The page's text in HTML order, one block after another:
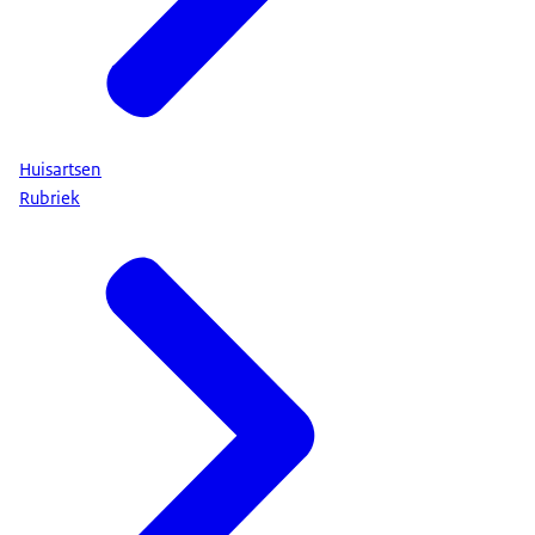
beroepen in de individuele gezondheidszorg (Wet BIG)
en de Wet op de geneeskundige
behandelingsovereenkomst (Wgbo; boek 7, titel 7,
met de vervanger van een huisarts of medisch
specialist, of met de waarnemer van de huisarts op de
huisartsenpost.
Huisartsen
Rubriek